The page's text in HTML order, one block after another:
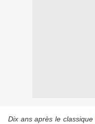
Dix ans après le classique